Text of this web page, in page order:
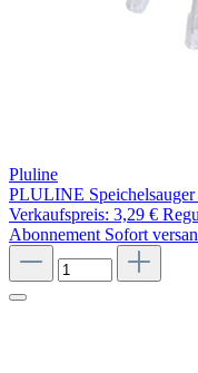
Pluline
PLULINE
Verkaufspreis: 3,29 €
Abonnement Sofort